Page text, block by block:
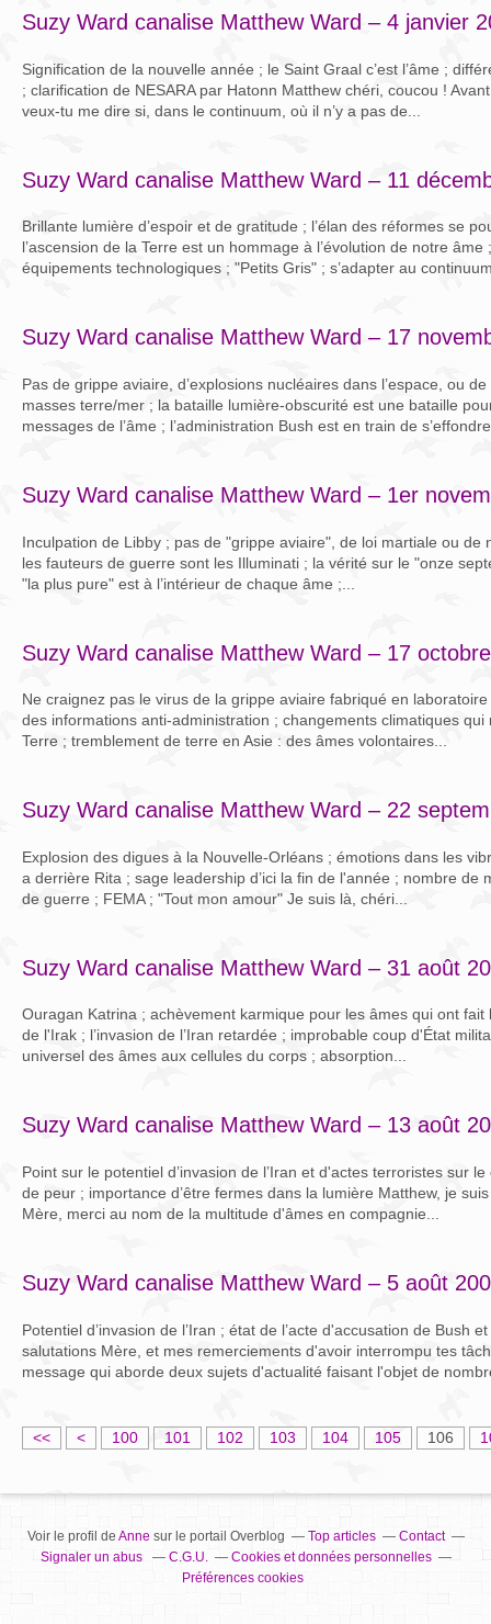
Suzy Ward canalise Matthew Ward – 4 janvier
Signification de la nouvelle année ; le Saint Graal c’est l’âme ;
; clarification de NESARA par Hatonn Matthew chéri, coucou !
veux-tu me dire si, dans le continuum, où il n’y a pas de...
Suzy Ward canalise Matthew Ward – 11
Brillante lumière d’espoir et de gratitude ; l’élan des réformes se
l’ascension de la Terre est un hommage à l’évolution de notre
équipements technologiques ; "Petits Gris" ; s’adapter au
Suzy Ward canalise Matthew Ward – 17
Pas de grippe aviaire, d’explosions nucléaires dans l’espace, ou
masses terre/mer ; la bataille lumière-obscurité est une bataille
messages de l’âme ; l’administration Bush est en train de
Suzy Ward canalise Matthew Ward – 1er
Inculpation de Libby ; pas de "grippe aviaire", de loi martiale ou de
les fauteurs de guerre sont les Illuminati ; la vérité sur le "onze
"la plus pure" est à l’intérieur de chaque âme ;...
Suzy Ward canalise Matthew Ward – 17
Ne craignez pas le virus de la grippe aviaire fabriqué en
des informations anti-administration ; changements climatiques
Terre ; tremblement de terre en Asie : des âmes volontaires...
Suzy Ward canalise Matthew Ward – 22
Explosion des digues à la Nouvelle-Orléans ; émotions dans les
a derrière Rita ; sage leadership d’ici la fin de l'année ; nombre de
de guerre ; FEMA ; "Tout mon amour" Je suis là, chéri...
Suzy Ward canalise Matthew Ward – 31 août
Ouragan Katrina ; achèvement karmique pour les âmes qui ont
de l'Irak ; l’invasion de l’Iran retardée ; improbable coup d'État
universel des âmes aux cellules du corps ; absorption...
Suzy Ward canalise Matthew Ward – 13 août
Point sur le potentiel d’invasion de l’Iran et d'actes terroristes sur
de peur ; importance d’être fermes dans la lumière Matthew, je
Mère, merci au nom de la multitude d'âmes en compagnie...
Suzy Ward canalise Matthew Ward – 5 août
Potentiel d’invasion de l’Iran ; état de l’acte d'accusation de Bush
salutations Mère, et mes remerciements d'avoir interrompu tes
message qui aborde deux sujets d'actualité faisant l'objet de
<< < 100 101 102 103 104 105 106
Voir le profil de Annesur le portail Overblog Top articles
Contact
Signaler un abus
C.G.U.
Cookies et données personnelles
Préférences cookies